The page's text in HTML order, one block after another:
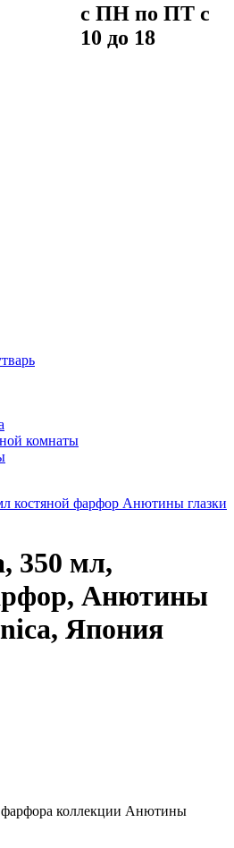
c ПH пo ПT c
10 до 18
комнаты
350 мл,
Анютины
Япония
фарфора коллекции Анютины